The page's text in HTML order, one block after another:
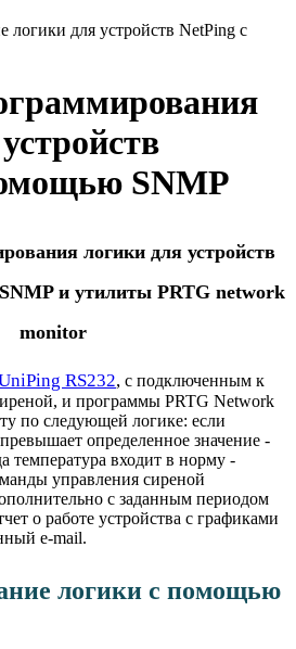
логики для устройств NetPing с
SNMP
логики для устройств
и утилиты PRTG network
monitor
RS232, с подключенным к
и программы PRTG Network
по следующей логике: если
определенное значение -
температура входит в норму -
управления сиреной
с заданным периодом
о работе устройства с графиками
e-mail.
логики с помощью